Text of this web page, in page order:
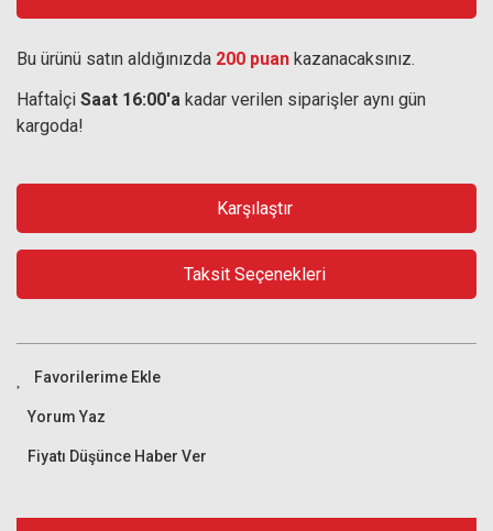
Bu ürünü satın aldığınızda 200 puan kazanacaksınız.
Haftaİçi Saat 16:00'a kadar verilen siparişler aynı gün
kargoda!
Karşılaştır
Taksit Seçenekleri
Yorum Yaz
Fiyatı Düşünce Haber Ver